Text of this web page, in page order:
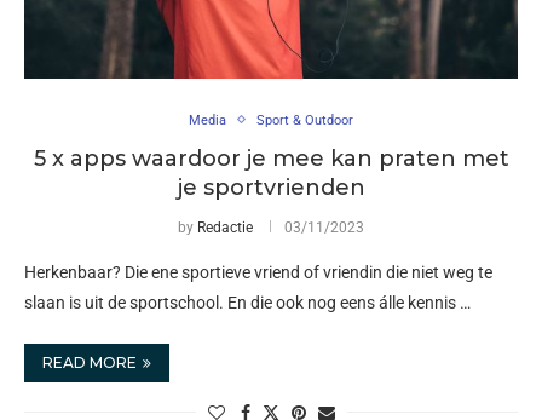
Media Sport & Outdoor
5 x apps waardoor je mee kan praten met
je sportvrienden
by Redactie 03/11/2023
Herkenbaar? Die ene sportieve vriend of vriendin die niet weg te
slaan is uit de sportschool. En die ook nog eens álle kennis …
READ MORE